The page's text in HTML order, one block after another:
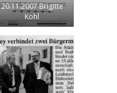
20.11.2007 Brigitte
Kohl